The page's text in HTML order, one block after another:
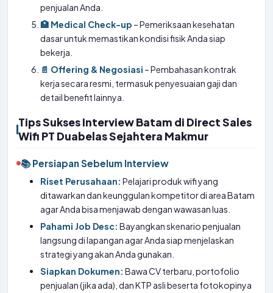
penjualan Anda.
🏥 Medical Check-up – Pemeriksaan kesehatan
dasar untuk memastikan kondisi fisik Anda siap
bekerja.
📄 Offering & Negosiasi – Pembahasan kontrak
kerja secara resmi, termasuk penyesuaian gaji dan
detail benefit lainnya.
Tips Sukses Interview Batam di Direct Sales
Wifi PT Duabelas Sejahtera Makmur
📚 Persiapan Sebelum Interview
Riset Perusahaan: Pelajari produk wifi yang
ditawarkan dan keunggulan kompetitor di area Batam
agar Anda bisa menjawab dengan wawasan luas.
Pahami Job Desc: Bayangkan skenario penjualan
langsung di lapangan agar Anda siap menjelaskan
strategi yang akan Anda gunakan.
Siapkan Dokumen: Bawa CV terbaru, portofolio
penjualan (jika ada), dan KTP asli beserta fotokopinya